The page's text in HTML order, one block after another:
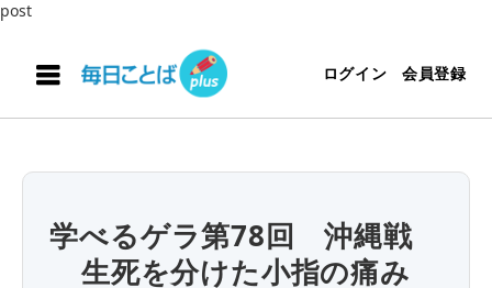
post
ログイン 会員登録
学べるゲラ第78回 沖縄戦
生死を分けた小指の痛み